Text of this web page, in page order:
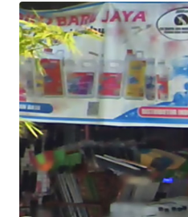
OPINI
PERISTIWA
Informasi
INDEKS
BERITA